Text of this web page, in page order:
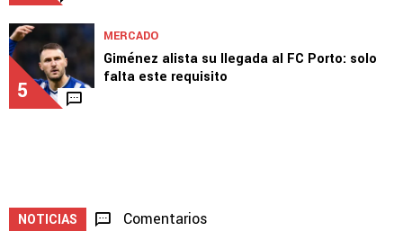
5
MERCADO
Giménez alista su llegada al FC Porto: solo
falta este requisito
NOTICIAS Comentarios